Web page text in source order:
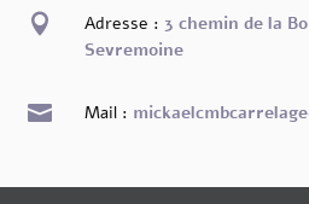
 Adresse : 3 chemin de la
Sevremoine
 Mail :